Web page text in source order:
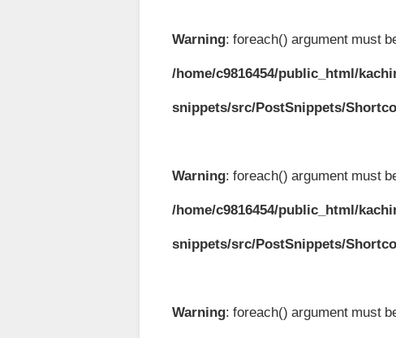
Warning: foreach() argument must
/home/c9816454/public_html/
snippets/src/PostSnippets/
Warning: foreach() argument must
/home/c9816454/public_html/
snippets/src/PostSnippets/
Warning: foreach() argument must